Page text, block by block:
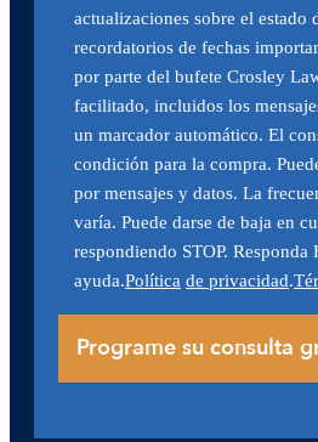
actualizaciones sobre el estado
recordatorios de fechas
por parte del bufete Crosley
facilitado, incluidos los
un marcador automático. El
condición para la compra.
por mensajes y datos. La
varía. Puede darse de baja en
respondiendo STOP. Responda
ayuda.Política de privacidad.